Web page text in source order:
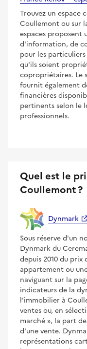
Trouvez un espace
Coullemont ou sur
espaces proposent
d'information, de
pour les
qu'ils soient
copropriétaires. Le
fournit également
financières
pertinents selon le
professionnels.
Quel est le
Coullemont ?
Dynmark
Sous réserve d'un
Dynmark du
depuis 2010 du prix
appartement ou
naviguant sur la
indicateurs de la
l'immobilier à
ventes ou, en
marché , la part
d'une vente.
représentations